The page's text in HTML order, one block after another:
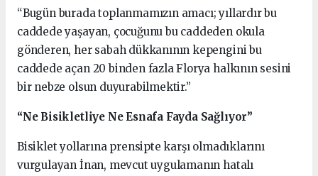
“Bugün burada toplanmamızın amacı; yıllardır bu
caddede yaşayan, çocuğunu bu caddeden okula
gönderen, her sabah dükkanının kepengini bu
caddede açan 20 binden fazla Florya halkının sesini
bir nebze olsun duyurabilmektir.”
“Ne Bisikletliye Ne Esnafa Fayda Sağlıyor”
Bisiklet yollarına prensipte karşı olmadıklarını
vurgulayan İnan, mevcut uygulamanın hatalı